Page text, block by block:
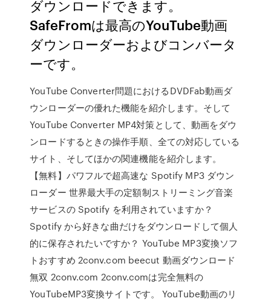
ダウンロードできます。
SafeFromは最高のYouTube動画
ダウンローダーおよびコンバータ
ーです。
YouTube Converter問題におけるDVDFab動画ダ
ウンローダーの優れた機能を紹介します。そして
YouTube Converter MP4対策として、動画をダウ
ンロードするときの操作手順、全ての対応している
サイト、そしてほかの関連機能を紹介します。
【無料】パワフルで超高速な Spotify MP3 ダウン
ローダー 世界最大手の定額制ストリーミング音楽
サービスの Spotify を利用されていますか？
Spotify から好きな曲だけをダウンロードして個人
的に保存されたいですか？ YouTube MP3変換ソフ
トおすすめ 2conv.com beecut 動画ダウンロード
無双 2conv.com 2conv.comは完全無料の
YouTubeMP3変換サイトです。 YouTube動画のリ